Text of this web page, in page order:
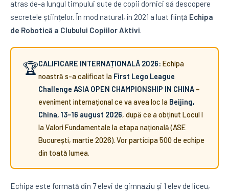
atras de-a lungul timpului sute de copii dornici să descopere
secretele științelor. În mod natural, în 2021 a luat ființă Echipa
de Robotică a Clubului Copiilor Aktivi.
🏆CALIFICARE INTERNAȚIONALĂ 2026: Echipa
noastră s-a calificat la First Lego League
Challenge ASIA OPEN CHAMPIONSHIP IN CHINA–
eveniment internațional ce va avea loc la Beijing,
China, 13–16 august 2026, după ce a obținut Locul I
la Valori Fundamentale la etapa națională (ASE
București, martie 2026). Vor participa 500 de echipe
din toată lumea.
Echipa este formată din 7 elevi de gimnaziu și 1 elev de liceu,